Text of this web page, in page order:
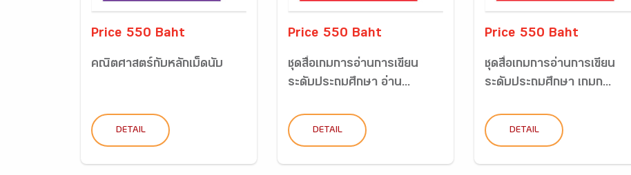
Price 550 Baht
คณิตศาสตร์กับหลักเม็ดนับ
DETAIL
Price 550 Baht
ชุดสื่อเกมการอ่านการเขียน
ระดับประถมศึกษา อ่าน...
DETAIL
Price 550 Baht
ชุดสื่อเกมการอ่านการเขียน
ระดับประถมศึกษา เกมก...
DETAIL